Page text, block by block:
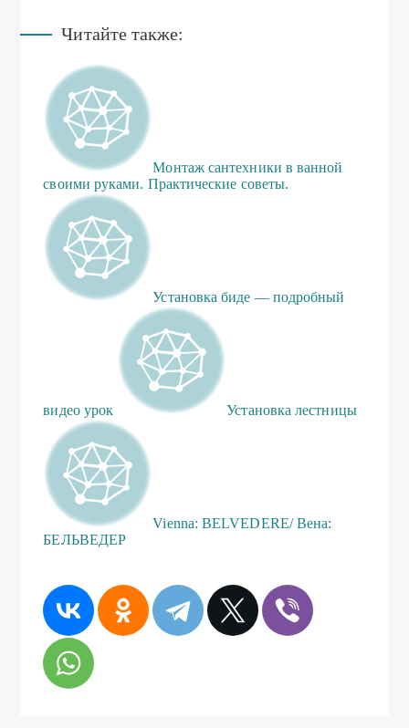
Читайте также:
Монтаж сантехники в ванной
своими руками. Практические советы.
Установка биде — подробный
видео урок Установка лестницы
Vienna: BELVEDERE/ Вена:
БЕЛЬВЕДЕР